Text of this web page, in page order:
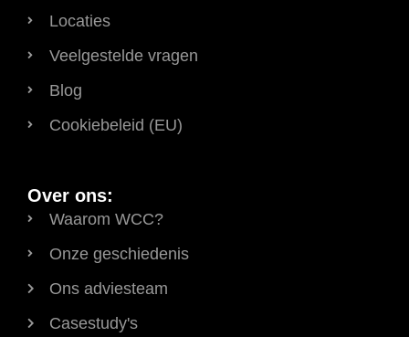
Locaties
Veelgestelde vragen
Blog
Cookiebeleid (EU)
Over ons:
Waarom WCC?
Onze geschiedenis
Ons adviesteam
Casestudy's